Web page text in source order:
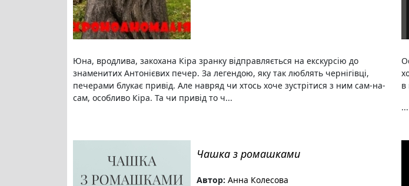
Юна, вродлива, закохана Кіра зранку відправляється на екскурсію до
знаменитих Антонієвих печер. За легендою, яку так люблять чернігівці,
печерами блукає привід. Але навряд чи хтось хоче зустрітися з ним сам-на-
сам, особливо Кіра. Та чи привід то ч...
в
...
Чашка з ромашками
Автор: Анна Колесова